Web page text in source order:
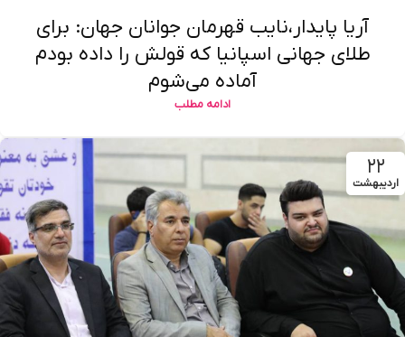
آریا پایدار،نایب قهرمان جوانان جهان: برای
طلای جهانی اسپانیا که قولش را داده بودم
آماده می‌شوم
ادامه مطلب
۲۲
اردیبهشت